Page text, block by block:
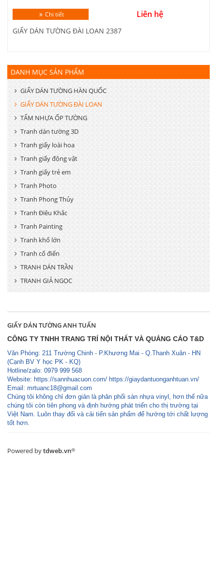
Chi tiết Liên hệ
GIẤY DÁN TƯỜNG ĐÀI LOAN 2387
DANH MỤC SẢN PHẨM
GIẤY DÁN TƯỜNG HÀN QUỐC
GIẤY DÁN TƯỜNG ĐÀI LOAN
TẤM NHỰA ỐP TƯỜNG
Tranh dán tường 3D
Tranh giấy loài hoa
Tranh giấy động vật
Tranh giấy trẻ em
Tranh Photo
Tranh Phong Thủy
Tranh Điêu Khắc
Tranh Painting
Tranh khổ lớn
Tranh cổ điển
TRANH DÁN TRẦN
TRANH GIẢ NGỌC
GIẤY DÁN TƯỜNG ANH TUẤN
CÔNG TY TNHH TRANG TRÍ NỘI THẤT VÀ QUẢNG CÁO T&D
Văn Phòng: 211 Trường Chinh - P.Khương Mai - Q.Thanh Xuân - HN
(Cạnh BV Y học PK - KQ)
Hotline/zalo: 0979 999 568
Website: https://sannhuacuon.com/ https://giaydantuonganhtuan.vn/
Email: mrtuanc18@gmail.com
Chúng tôi không chỉ đơn giản là phân phối sàn nhựa vinyl, hơn thế nữa
chúng tôi còn tiên phong và định hướng phát triển cho thị trường tại
Việt Nam. Luôn thay đổi và cải tiến sản phẩm để hướng tới chất lượng
tốt hơn.
Powered bytdweb.vn®